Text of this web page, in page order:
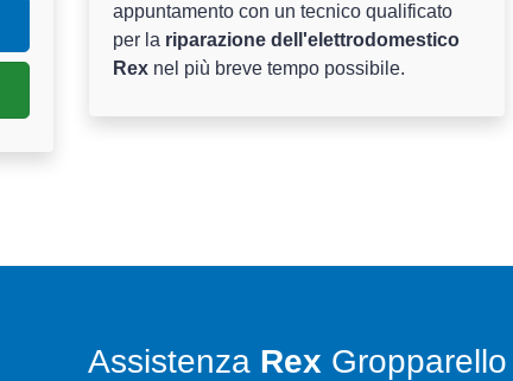
appuntamento con un tecnico qualificato
per la riparazione dell'elettrodomestico
Rex nel più breve tempo possibile.
Assistenza Rex Gropparello